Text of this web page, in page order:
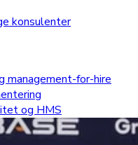
konsulenter
management-for-hire
og HMS